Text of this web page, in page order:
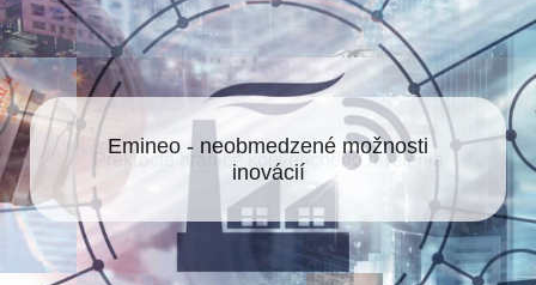
Emineo - neobmedzené možnosti
inovácií